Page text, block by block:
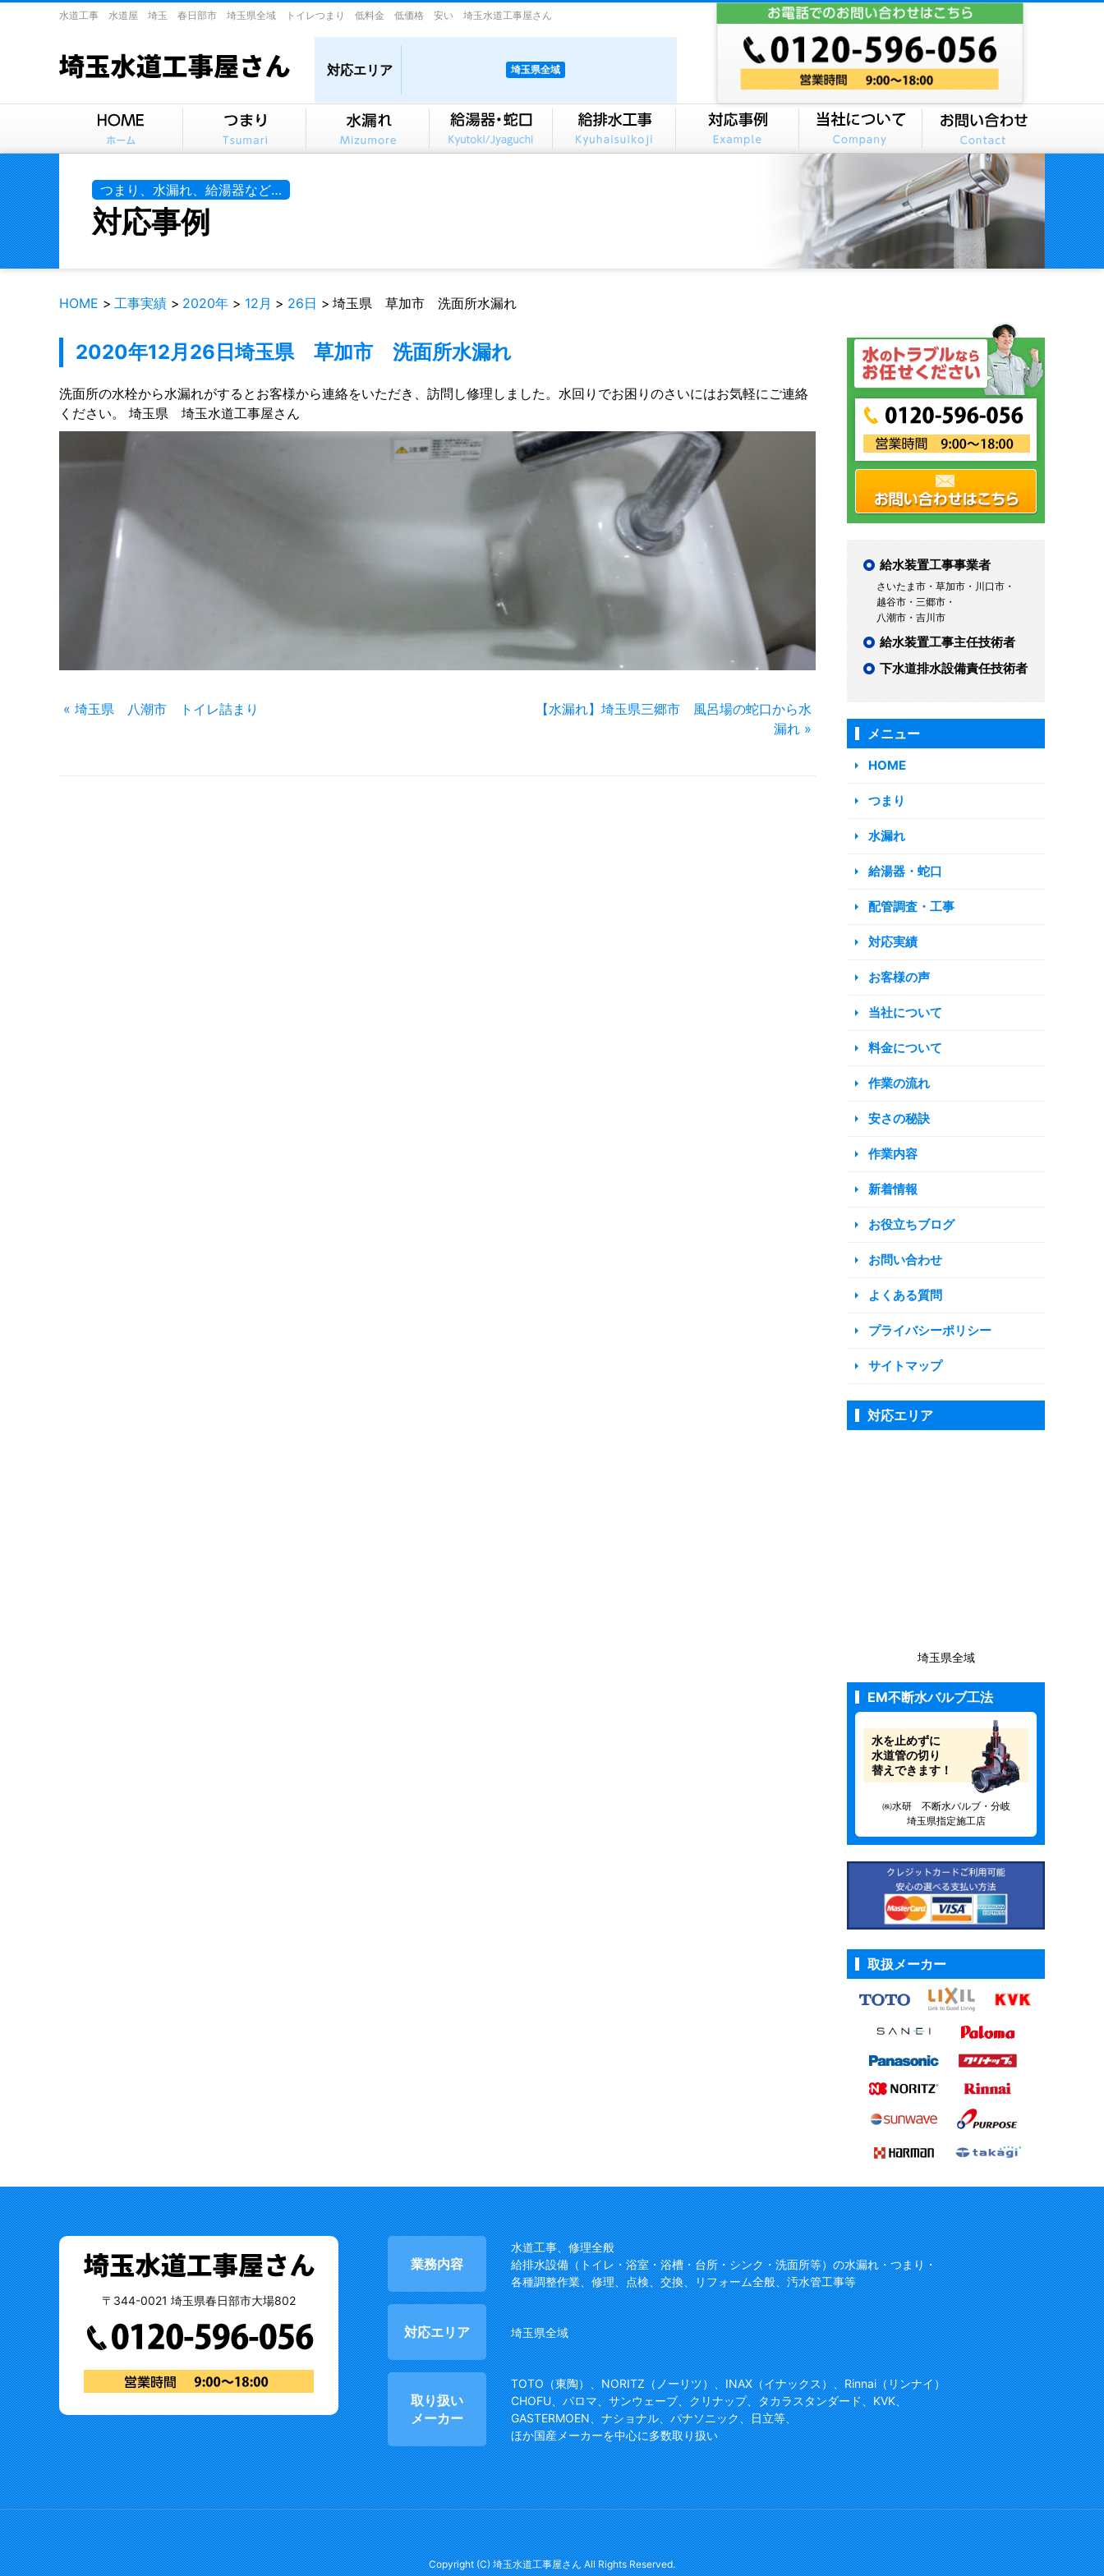
水道工事 水道屋 埼玉 春日部市 埼玉県全域 トイレつまり 低料金 低価格 安い 埼玉水道工事屋さん
対応エリア 埼玉県全域
つまり、水漏れ、給湯器など…
対応事例
HOME 工事実績 2020年 12月 26日 埼玉県 草加市 洗面所水漏れ
2020年12月26日埼玉県 草加市 洗面所水漏れ
洗面所の水栓から水漏れがするとお客様から連絡をいただき、訪問し修理しました。水回りでお困りのさいにはお気軽にご連絡
ください。 埼玉県 埼玉水道工事屋さん
« 埼玉県 八潮市 トイレ詰まり
【水漏れ】埼玉県三郷市 風呂場の蛇口から水
漏れ »
給水装置工事事業者
さいたま市・草加市・川口市・
越谷市・三郷市・
八潮市・吉川市
給水装置工事主任技術者
下水道排水設備責任技術者
メニュー
HOME
つまり
水漏れ
給湯器・蛇口
配管調査・工事
対応実績
お客様の声
当社について
料金について
作業の流れ
安さの秘訣
作業内容
新着情報
お役立ちブログ
お問い合わせ
よくある質問
プライバシーポリシー
サイトマップ
対応エリア
埼玉県全域
EM不断水バルブ工法
水を止めずに
水道管の切り
替えできます！
㈱水研 不断水バルブ・分岐
埼玉県指定施工店
取扱メーカー
〒344-0021 埼玉県春日部市大場802
業務内容
水道工事、修理全般
給排水設備（トイレ・浴室・浴槽・台所・シンク・洗面所等）の水漏れ・つまり・
各種調整作業、修理、点検、交換、リフォーム全般、汚水管工事等
対応エリア 埼玉県全域
取り扱い
メーカー
TOTO（東陶）、NORITZ（ノーリツ）、INAX（イナックス）、Rinnai（リンナイ）
CHOFU、パロマ、サンウェーブ、クリナップ、タカラスタンダード、KVK、
GASTERMOEN、ナショナル、パナソニック、日立等、
ほか国産メーカーを中心に多数取り扱い
Copyright (C) 埼玉水道工事屋さん All Rights Reserved.